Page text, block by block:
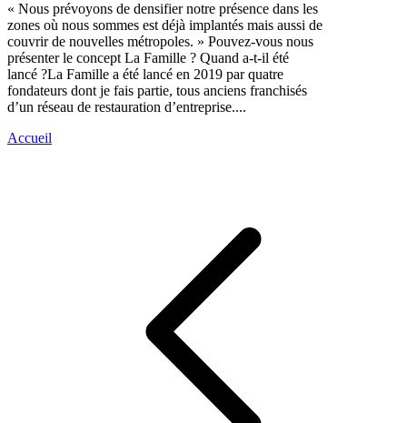
« Nous prévoyons de densifier notre présence dans les
zones où nous sommes est déjà implantés mais aussi de
couvrir de nouvelles métropoles. » Pouvez-vous nous
présenter le concept La Famille ? Quand a-t-il été
lancé ?La Famille a été lancé en 2019 par quatre
fondateurs dont je fais partie, tous anciens franchisés
d’un réseau de restauration d’entreprise....
Accueil